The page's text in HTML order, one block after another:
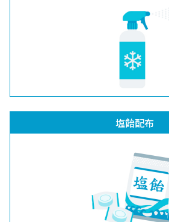
塩飴配布